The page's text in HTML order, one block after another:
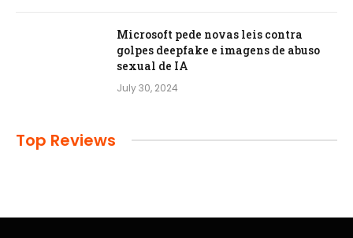
Microsoft pede novas leis contra
golpes deepfake e imagens de abuso
sexual de IA
July 30, 2024
Top Reviews